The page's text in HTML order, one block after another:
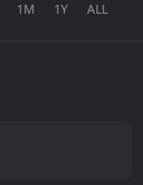
1M 1Y ALL